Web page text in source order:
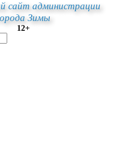
сайт администрации
Зимы
12+